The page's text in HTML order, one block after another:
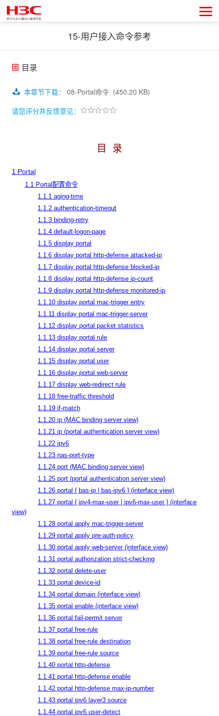
15-用户接入命令参考
目录
本章节下载： 08-Portal命令 (450.20 KB)
请您评分并反馈意见：
目 录
1 Portal
1.1 Portal配置命令
1.1.1 aging-time
1.1.2 authentication-timeout
1.1.3 binding-retry
1.1.4 default-logon-page
1.1.5 display portal
1.1.6 display portal http-defense attacked-ip
1.1.7 display portal http-defense blocked-ip
1.1.8 display portal http-defense ip-count
1.1.9 display portal http-defense monitored-ip
1.1.10 display portal mac-trigger entry
1.1.11 display portal mac-trigger-server
1.1.12 display portal packet statistics
1.1.13 display portal rule
1.1.14 display portal server
1.1.15 display portal user
1.1.16 display portal web-server
1.1.17 display web-redirect rule
1.1.18 free-traffic threshold
1.1.19 if-match
1.1.20 ip (MAC binding server view)
1.1.21 ip (portal authentication server view)
1.1.22 ipv6
1.1.23 nas-port-type
1.1.24 port (MAC binding server view)
1.1.25 port (portal authentication server view)
1.1.26 portal { bas-ip | bas-ipv6 } (interface view)
1.1.27 portal { ipv4-max-user | ipv6-max-user } (interface
view)
1.1.28 portal apply mac-trigger-server
1.1.29 portal apply pre-auth-policy
1.1.30 portal apply web-server (interface view)
1.1.31 portal authorization strict-checking
1.1.32 portal delete-user
1.1.33 portal device-id
1.1.34 portal domain (interface view)
1.1.35 portal enable (interface view)
1.1.36 portal fail-permit server
1.1.37 portal free-rule
1.1.38 portal free-rule destination
1.1.39 portal free-rule source
1.1.40 portal http-defense
1.1.41 portal http-defense enable
1.1.42 portal http-defense max-ip-number
1.1.43 portal ipv6 layer3 source
1.1.44 portal ipv6 user-detect